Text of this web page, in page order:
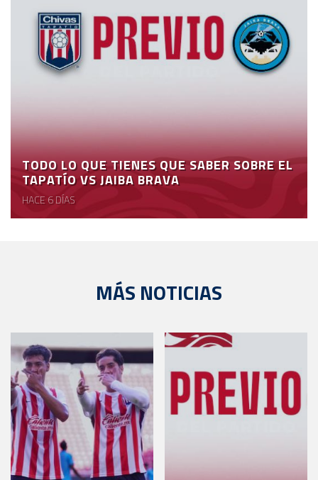
TODO LO QUE TIENES QUE SABER SOBRE EL
TAPATÍO VS JAIBA BRAVA
HACE 6 DÍAS
MÁS NOTICIAS